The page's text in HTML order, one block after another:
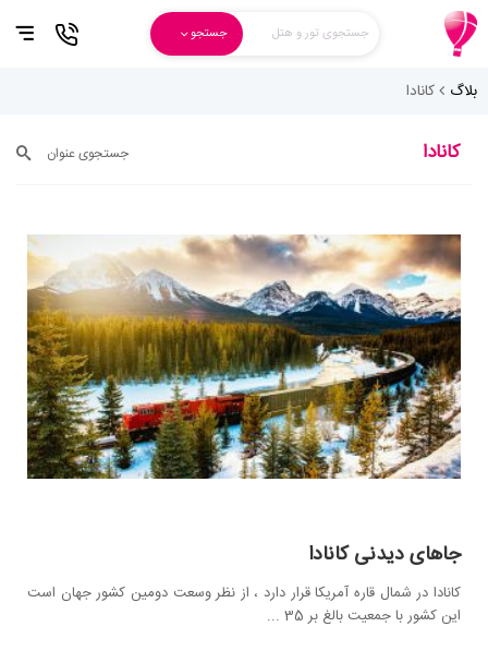
جستجوی تور و هتل جستجو
بلاگ کانادا
کانادا جستجوی عنوان
جاهای دیدنی کانادا
کانادا در شمال قاره آمریکا قرار دارد ، از نظر وسعت دومین کشور جهان است
این کشور با جمعیت بالغ بر 35 ...